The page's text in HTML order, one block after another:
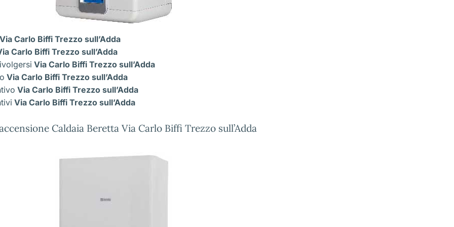
Carlo Biffi Trezzo sull’Adda
Carlo Biffi Trezzo sull’Adda
Via Carlo Biffi Trezzo sull’Adda
Via Carlo Biffi Trezzo sull’Adda
Via Carlo Biffi Trezzo sull’Adda
Via Carlo Biffi Trezzo sull’Adda
Caldaia Beretta Via Carlo Biffi Trezzo sull’Adda